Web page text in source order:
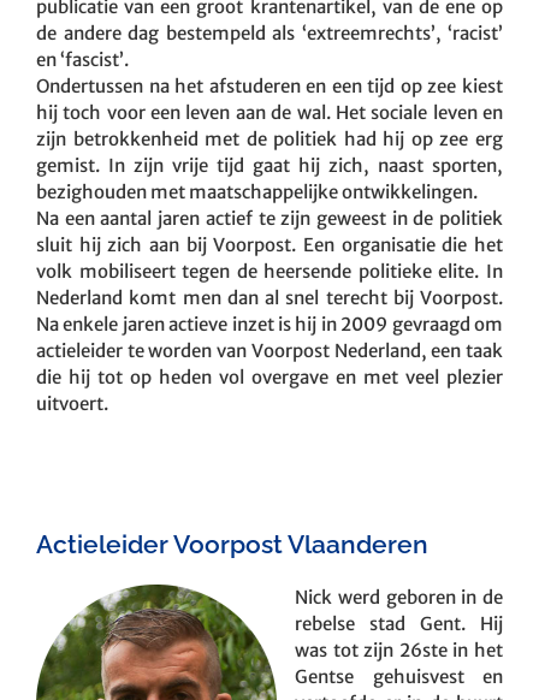
publicatie van een groot krantenartikel, van de ene op
de andere dag bestempeld als ‘extreemrechts’, ‘racist’
en ‘fascist’.
Ondertussen na het afstuderen en een tijd op zee kiest
hij toch voor een leven aan de wal. Het sociale leven en
zijn betrokkenheid met de politiek had hij op zee erg
gemist. In zijn vrije tijd gaat hij zich, naast sporten,
bezighouden met maatschappelijke ontwikkelingen.
Na een aantal jaren actief te zijn geweest in de politiek
sluit hij zich aan bij Voorpost. Een organisatie die het
volk mobiliseert tegen de heersende politieke elite. In
Nederland komt men dan al snel terecht bij Voorpost.
Na enkele jaren actieve inzet is hij in 2009 gevraagd om
actieleider te worden van Voorpost Nederland, een taak
die hij tot op heden vol overgave en met veel plezier
uitvoert.
Actieleider Voorpost Vlaanderen
Nick werd geboren in de
rebelse stad Gent. Hij
was tot zijn 26ste in het
Gentse gehuisvest en